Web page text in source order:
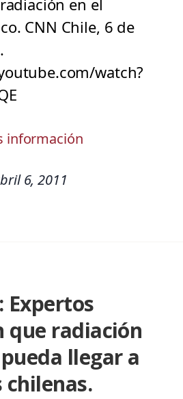
en el
CNN Chile, 6 de
watch?
información
6, 2011
Expertos
que radiación
llegar a
chilenas.